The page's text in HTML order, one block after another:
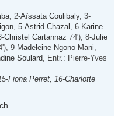
, 2-Aïssata Coulibaly, 3-
, 5-Astrid Chazal , 6-Karine
Christel Cartannaz 74'), 8-Julie
9-Madeleine Ngono Mani
Soulard , Entr.: Pierre-Yves
Fiona Perret , 16-Charlotte